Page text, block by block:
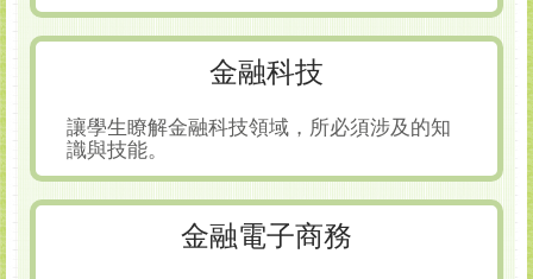
金融科技
讓學生瞭解金融科技領域，所必須涉及的知
識與技能。
金融電子商務